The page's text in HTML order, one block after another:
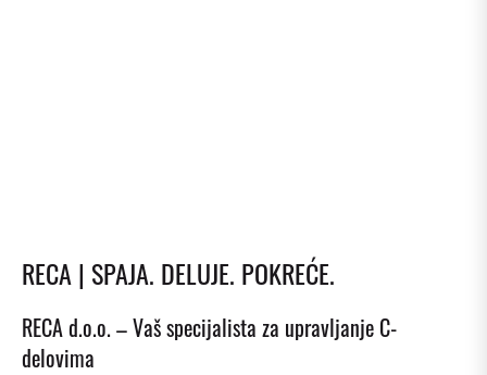
RECA | SPAJA. DELUJE. POKREĆE.
RECA d.o.o. – Vaš specijalista za upravljanje C-
delovima